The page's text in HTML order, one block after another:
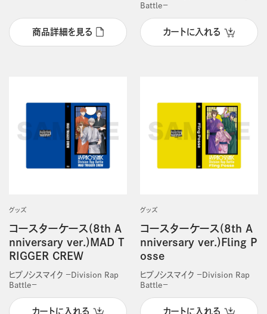
商品詳細を見る
Battle－
カートに入れる
グッズ
コースターケース(8th A
nniversary ver.)MAD T
RIGGER CREW
ヒプノシスマイク －Division Rap
Battle－
カートに入れる
グッズ
コースターケース(8th A
nniversary ver.)Fling P
osse
ヒプノシスマイク －Division Rap
Battle－
カートに入れる